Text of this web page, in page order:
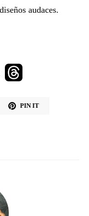
audaces.
PIN IT